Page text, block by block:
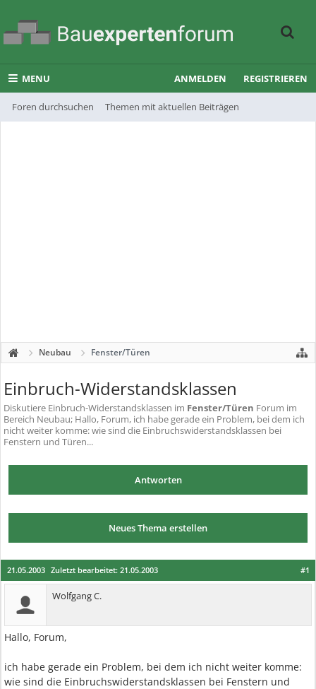
MENU
Foren durchsuchen Themen mit aktuellen Beiträgen
ANMELDEN REGISTRIEREN
Neubau Fenster/Türen
Einbruch-Widerstandsklassen
Diskutiere Einbruch-Widerstandsklassen im Fenster/Türen Forum im
Bereich Neubau; Hallo, Forum, ich habe gerade ein Problem, bei dem ich
nicht weiter komme: wie sind die Einbruchswiderstandsklassen bei
Fenstern und Türen...
Antworten
Neues Thema erstellen
#1
21.05.2003 Zuletzt bearbeitet: 21.05.2003
Wolfgang C.
Hallo, Forum,
ich habe gerade ein Problem, bei dem ich nicht weiter komme:
wie sind die Einbruchswiderstandsklassen bei Fenstern und